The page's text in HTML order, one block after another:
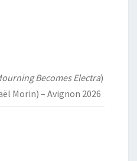
Becomes Electra)
Morin) – Avignon 2026